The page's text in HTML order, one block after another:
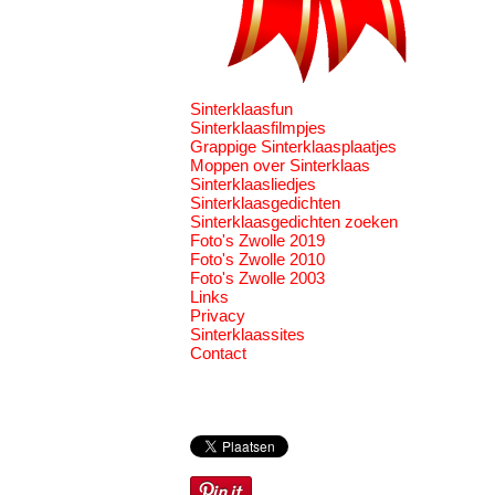
Sinterklaasfun
Sinterklaasfilmpjes
Grappige Sinterklaasplaatjes
Moppen over Sinterklaas
Sinterklaasliedjes
Sinterklaasgedichten
Sinterklaasgedichten zoeken
Foto's Zwolle 2019
Foto's Zwolle 2010
Foto's Zwolle 2003
Links
Privacy
Sinterklaassites
Contact